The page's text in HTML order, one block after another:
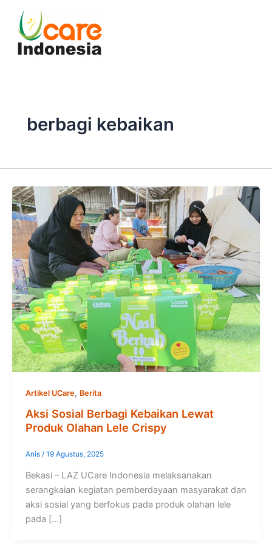
content
berbagi kebaikan
Artikel UCare, Berita
Aksi Sosial Berbagi Kebaikan Lewat
Produk Olahan Lele Crispy
Anis / 19 Agustus, 2025
Bekasi – LAZ UCare Indonesia melaksanakan
serangkaian kegiatan pemberdayaan masyarakat dan
aksi sosial yang berfokus pada produk olahan lele
pada […]